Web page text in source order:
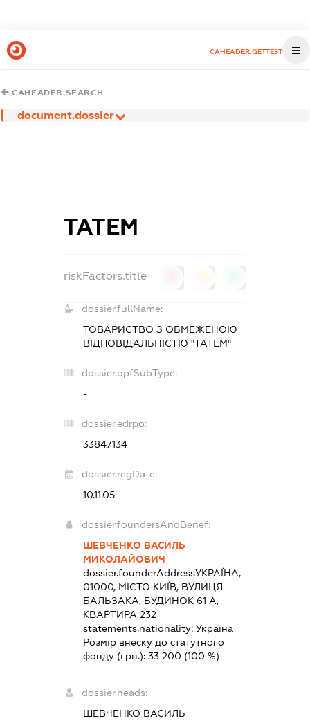
CAHEADER.GETTEST
CAHEADER.SEARCH
document.dossier
ТАТЕМ
riskFactors.title
dossier.fullName:
ТОВАРИСТВО З ОБМЕЖЕНОЮ
ВІДПОВІДАЛЬНІСТЮ "ТАТЕМ"
dossier.opfSubType:
-
dossier.edrpo:
33847134
dossier.regDate:
10.11.05
dossier.foundersAndBenef:
ШЕВЧЕНКО ВАСИЛЬ
МИКОЛАЙОВИЧ
dossier.founderAddressУКРАЇНА,
01000, МІСТО КИЇВ, ВУЛИЦЯ
БАЛЬЗАКА, БУДИНОК 61 А,
КВАРТИРА 232
statements.nationality:Україна
Розмір внеску до статутного
фонду (грн.):33 200 (100 %)
dossier.heads:
ШЕВЧЕНКО ВАСИЛЬ